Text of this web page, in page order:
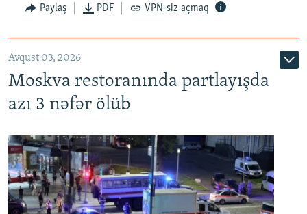
Paylaş PDF VPN-siz açmaq
Avqust 03, 2026
Moskva restoranında partlayışda
azı 3 nəfər ölüb